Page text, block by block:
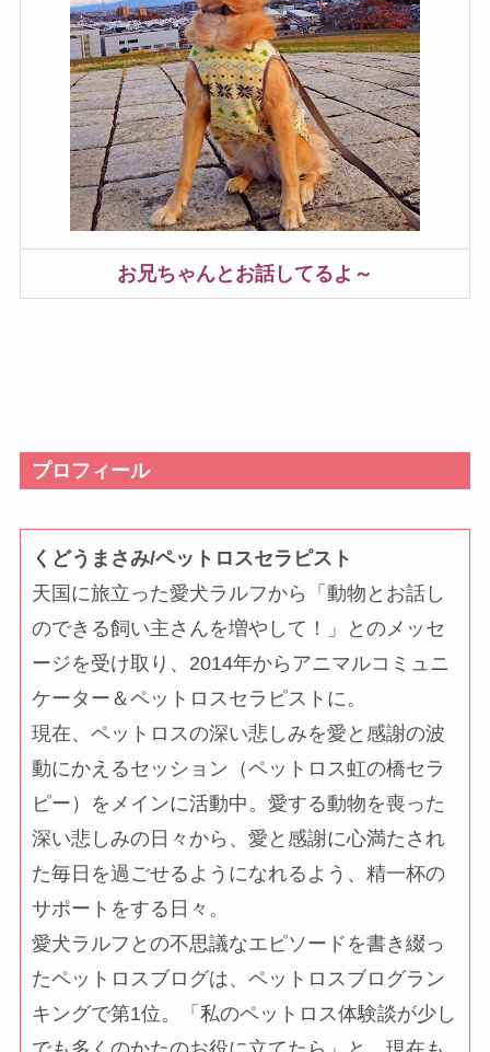
お兄ちゃんとお話してるよ～
プロフィール
くどうまさみ/ペットロスセラピスト
天国に旅立った愛犬ラルフから「動物とお話し
のできる飼い主さんを増やして！」とのメッセ
ージを受け取り、2014年からアニマルコミュニ
ケーター＆ペットロスセラピストに。
現在、ペットロスの深い悲しみを愛と感謝の波
動にかえるセッション（ペットロス虹の橋セラ
ピー）をメインに活動中。愛する動物を喪った
深い悲しみの日々から、愛と感謝に心満たされ
た毎日を過ごせるようになれるよう、精一杯の
サポートをする日々。
愛犬ラルフとの不思議なエピソードを書き綴っ
たペットロスブログは、ペットロスブログラン
キングで第1位。「私のペットロス体験談が少し